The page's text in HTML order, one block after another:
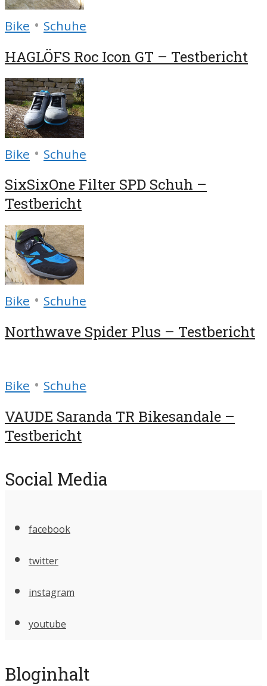
Bike • Schuhe
HAGLÖFS Roc Icon GT – Testbericht
Bike • Schuhe
SixSixOne Filter SPD Schuh –
Testbericht
Bike • Schuhe
Northwave Spider Plus – Testbericht
Bike • Schuhe
VAUDE Saranda TR Bikesandale –
Testbericht
Social Media
facebook
twitter
instagram
youtube
Bloginhalt